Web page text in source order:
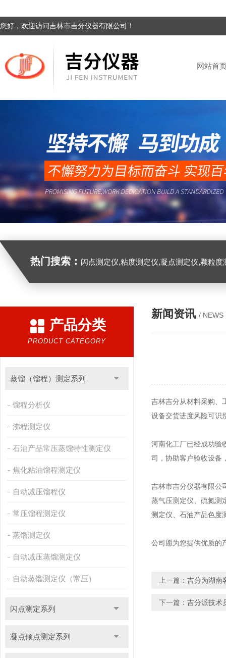
您好，欢迎访问吉林市吉分仪器有限公司！
网站首
热门搜索： 闪点测定仪,粘度测定仪,凝点测定仪,颗粒
产品分类
PRODUCT CATEGORY
蒸馏（馏程）测定系列
馏程分析仪
沸程测定仪
石油产品常压蒸馏特性测定仪
焦化粘油馏程测定仪
自动减压馏程仪
常压馏程测定仪
蒸馏测定仪
自动减压蒸馏测定仪
自动蒸馏测定仪（常压）
闪点测定系列
凝点倾点测定系列
新闻资讯 / NEWS
吉林吉分从材料采购、
设备交货进度风险可识
河南化工厂已经成功验
司，协助客户验收设备
吉林市吉分仪器有限公
蒸气压测定仪、硫氮测
测定仪、石油产品色度
公司愿为您提供优质的
上一篇： 吉分为湖南
下一篇： 吉分派技术